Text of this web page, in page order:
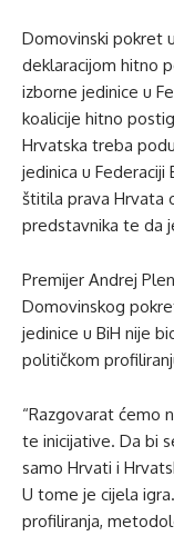
Domovinski pokret
deklaracijom hitno
izborne jedinice u
koalicije hitno
Hrvatska treba
jedinica u Federaciji
štitila prava Hrvata
predstavnika te da
Premijer Andrej
Domovinskog
jedinice u BiH nije
političkom
“Razgovarat ćemo
te inicijative. Da bi
samo Hrvati i
U tome je cijela
profiliranja,